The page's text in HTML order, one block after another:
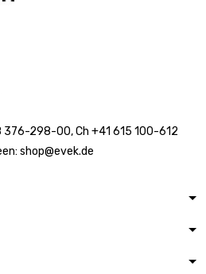
376-298-00, Ch +41 615 100-612
shop@evek.de